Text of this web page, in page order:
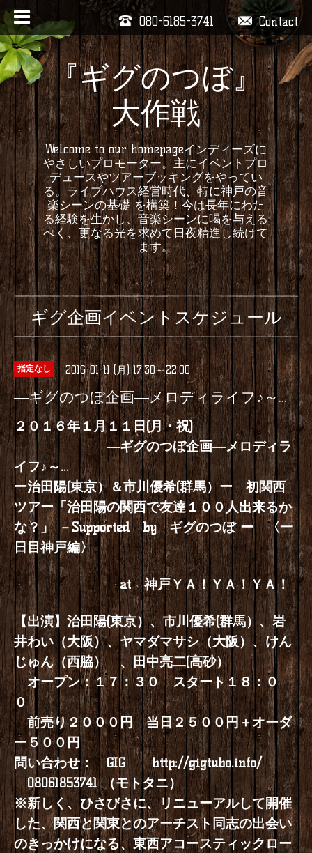
Contact
080-6185-3741
『ギグのつぼ』
大作戦
Welcome to our homepageインディーズに
やさしいプロモーター。主にイベントプロ
デュースやツアーブッキングをやってい
る。ライブハウス経営時代、特に神戸の音
楽シーンの基礎 を構築！今は長年にわた
る経験を生かし、音楽シーンに喝を与える
べく、更なる光を求めて日夜精進し続けて
ます。
ギグ企画イベントスケジュール
指定なし 2016-01-11 (月) 17:30～22:00
―ギグのつぼ企画―メロディライフ♪～...
２０１６年１月１１日(月・祝)
―ギグのつぼ企画―メロディラ
イフ♪～...
ー治田陽(東京）＆市川優希(群馬）ー 初関西
ツアー「治田陽の関西で友達１００人出来るか
な？」 －Supported by ギグのつぼ ー 〈一
日目神戸編〉
at 神戸ＹＡ！ＹＡ！ＹＡ！
【出演】治田陽(東京）、市川優希(群馬）、岩
井わい（大阪）、ヤマダマサシ（大阪）、けん
じゅん（西脇） 、田中亮二(高砂）
オープン：１７：３０ スタート１８：０
０
前売り２０００円 当日２５００円＋オーダ
ー５００円
問い合わせ： GIGhttp://gigtubo.info/
08061853741 （モトタニ）
※新しく、ひさびさに、リニューアルして開催
した、関西と関東とのアーチスト同志の出会い
のきっかけになる、東西アコースティックロー